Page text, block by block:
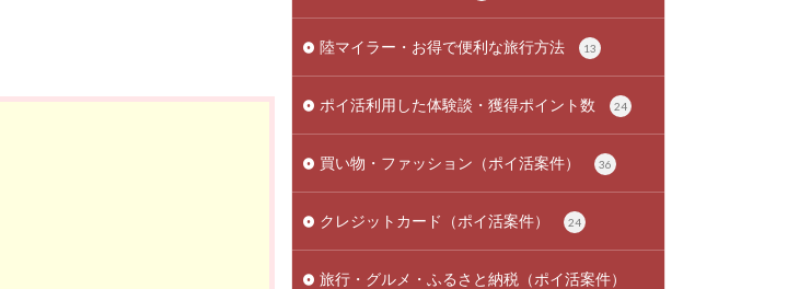
陸マイラー・お得で便利な旅行方法 13
ポイ活利用した体験談・獲得ポイント数 24
買い物・ファッション（ポイ活案件） 36
クレジットカード（ポイ活案件） 24
旅行・グルメ・ふるさと納税（ポイ活案件）